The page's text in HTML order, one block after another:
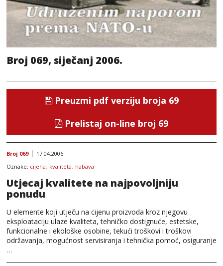
Broj 069, siječanj 2006.
Preuzmi pdf verziju broja 69
Prelistaj on-line broj 69
Broj 069
17.04.2006
Oznake: cijena , kvaliteta , nabava
Utjecaj kvalitete na najpovoljniju
ponudu
U elemente koji utječu na cijenu proizvoda kroz njegovu
eksploataciju ulaze kvaliteta, tehničko dostignuće, estetske,
funkcionalne i ekološke osobine, tekući troškovi i troškovi
održavanja, mogućnost servisiranja i tehnička pomoć, osiguranje
…